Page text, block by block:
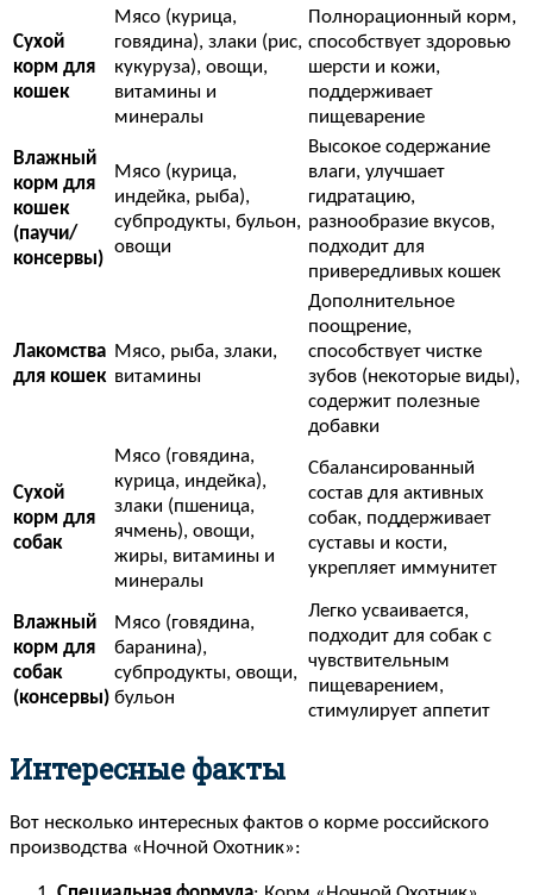
Сухой
корм для
кошек
Мясо (курица,
говядина), злаки (рис,
кукуруза), овощи,
витамины и
минералы
Полнорационный корм,
способствует здоровью
шерсти и кожи,
поддерживает
пищеварение
Влажный
корм для
кошек
(паучи/
консервы)
Мясо (курица,
индейка, рыба),
субпродукты, бульон,
овощи
Высокое содержание
влаги, улучшает
гидратацию,
разнообразие вкусов,
подходит для
привередливых кошек
Лакомства
для кошек
Мясо, рыба, злаки,
витамины
Дополнительное
поощрение,
способствует чистке
зубов (некоторые виды),
содержит полезные
добавки
Сухой
корм для
собак
Мясо (говядина,
курица, индейка),
злаки (пшеница,
ячмень), овощи,
жиры, витамины и
минералы
Сбалансированный
состав для активных
собак, поддерживает
суставы и кости,
укрепляет иммунитет
Влажный
корм для
собак
(консервы)
Мясо (говядина,
баранина),
субпродукты, овощи,
бульон
Легко усваивается,
подходит для собак с
чувствительным
пищеварением,
стимулирует аппетит
Интересные факты
Вот несколько интересных фактов о корме российского
производства «Ночной Охотник»: